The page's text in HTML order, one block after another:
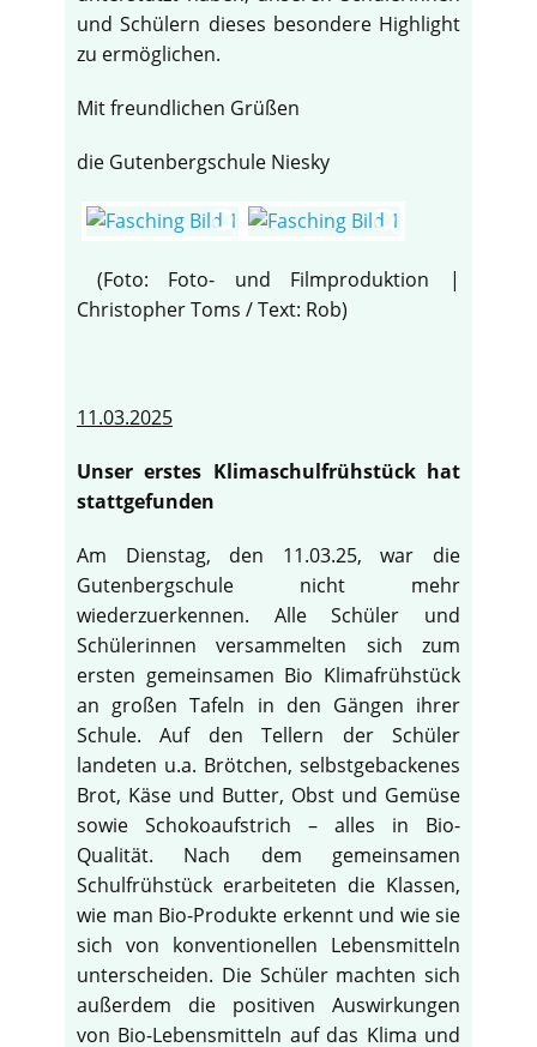
und Schülern dieses besondere Highlight
zu ermöglichen.
Mit freundlichen Grüßen
die Gutenbergschule Niesky
(Foto: Foto- und Filmproduktion |
Christopher Toms / Text: Rob)
11.03.2025
Unser erstes Klimaschulfrühstück hat
stattgefunden
Am Dienstag, den 11.03.25, war die
Gutenbergschule nicht mehr
wiederzuerkennen. Alle Schüler und
Schülerinnen versammelten sich zum
ersten gemeinsamen Bio Klimafrühstück
an großen Tafeln in den Gängen ihrer
Schule. Auf den Tellern der Schüler
landeten u.a. Brötchen, selbstgebackenes
Brot, Käse und Butter, Obst und Gemüse
sowie Schokoaufstrich – alles in Bio-
Qualität. Nach dem gemeinsamen
Schulfrühstück erarbeiteten die Klassen,
wie man Bio-Produkte erkennt und wie sie
sich von konventionellen Lebensmitteln
unterscheiden. Die Schüler machten sich
außerdem die positiven Auswirkungen
von Bio-Lebensmitteln auf das Klima und